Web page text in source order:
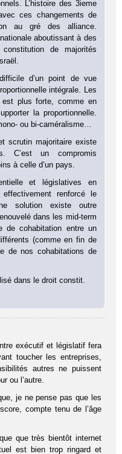
L’histoire des 3ieme
ces changements de
au gré des alliance.
aboutissant à des
de majorités
d’un point de vue
intégrale. Les
plus forte, comme en
la proportionnelle.
ou bi-caméralisme…
scrutin majoritaire existe
C’est un compromis
à celle d’un pays.
et législatives en
renforcé le
solution existe outre
dans les mid-term
de cohabitation entre un
(comme en fin de
de nos cohabitations de
dans le droit constit.
exécutif et législatif fera
toucher les entreprises,
autres ne puissent
ou l’autre.
je ne pense pas que les
compte tenu de l’âge
que très bientôt internet
est bien trop ringard et